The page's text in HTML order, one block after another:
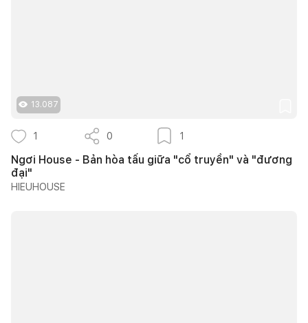
13.087
1 0 1
Ngơi House - Bản hòa tấu giữa "cổ truyền" và "đương
đại"
HIEUHOUSE